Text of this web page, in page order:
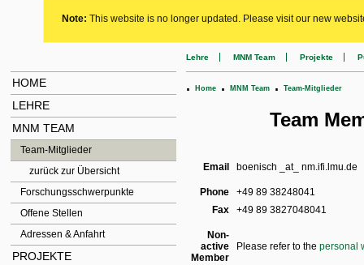
Note: This website is no longer updated. Please visit our new
HOME
LEHRE
MNM TEAM
Team-Mitglieder
zurück zur Übersicht
Forschungsschwerpunkte
Offene Stellen
Adressen & Anfahrt
PROJEKTE
Lehre MNM Team Projekte
. Home . MNM Team . Team-Mitglieder
Team
Email boenisch _at_ nm.ifi.lmu.de
Phone
+49 89 38248041
Fax
+49 89 3827048041
Non-
active
Member
Please refer to thepersonal